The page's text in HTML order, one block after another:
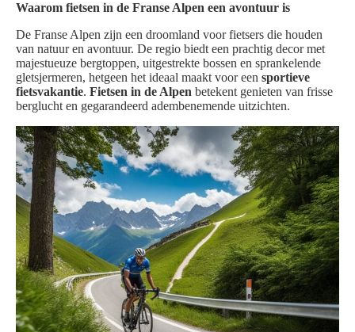
Waarom fietsen in de Franse Alpen een avontuur is
De Franse Alpen zijn een droomland voor fietsers die houden
van natuur en avontuur. De regio biedt een prachtig decor met
majestueuze bergtoppen, uitgestrekte bossen en sprankelende
gletsjermeren, hetgeen het ideaal maakt voor een sportieve
fietsvakantie. Fietsen in de Alpen betekent genieten van frisse
berglucht en gegarandeerd adembenemende uitzichten.